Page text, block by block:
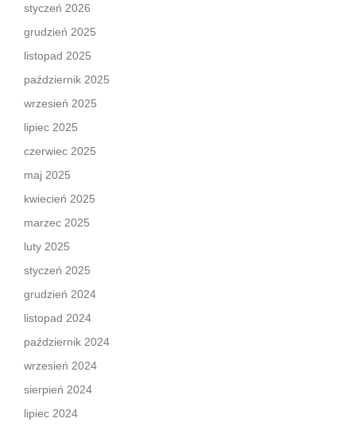
styczeń 2026
grudzień 2025
listopad 2025
październik 2025
wrzesień 2025
lipiec 2025
czerwiec 2025
maj 2025
kwiecień 2025
marzec 2025
luty 2025
styczeń 2025
grudzień 2024
listopad 2024
październik 2024
wrzesień 2024
sierpień 2024
lipiec 2024